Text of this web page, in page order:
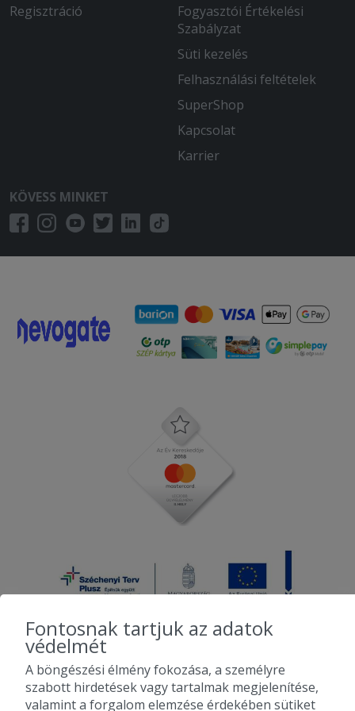
Regisztráció
Fogyasztói Értékelési
Szabályzat
Süti kezelés
Felhasználási feltételek
SuperShop
Kapcsolat
Karrier
KÖVESS MINKET
2010-2026 Copyright - Falatozz.hu - Diston-line Kft.
Fontosnak tartjuk az adatok
védelmét
A böngészési élmény fokozása, a személyre
szabott hirdetések vagy tartalmak megjelenítése,
valamint a forgalom elemzése érdekében sütiket